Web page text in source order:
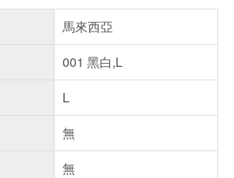
馬來西亞
001 黑白,L
L
無
無